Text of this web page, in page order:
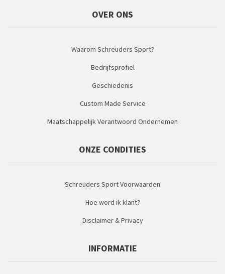
OVER ONS
Waarom Schreuders Sport?
Bedrijfsprofiel
Geschiedenis
Custom Made Service
Maatschappelijk Verantwoord Ondernemen
ONZE CONDITIES
Schreuders Sport Voorwaarden
Hoe word ik klant?
Disclaimer & Privacy
INFORMATIE